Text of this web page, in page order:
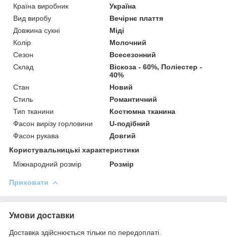
Країна виробник
Україна
Вид виробу
Вечірнє плаття
Довжина сукні
Міді
Колір
Молочний
Сезон
Всесезонний
Склад
Віскоза - 60%, Поліестер -
40%
Стан
Новий
Стиль
Романтичний
Тип тканини
Костюмна тканина
Фасон вирізу горловини
U-подібний
Фасон рукава
Довгий
Користувальницькі характеристики
Міжнародний розмір
Розмір
Приховати
Умови доставки
Доставка здійснюється тільки по передоплаті.